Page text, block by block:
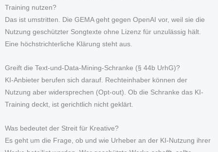
Training nutzen?
Das ist umstritten. Die GEMA geht gegen OpenAI vor, weil sie die
Nutzung geschützter Songtexte ohne Lizenz für unzulässig hält.
Eine höchstrichterliche Klärung steht aus.
Greift die Text-und-Data-Mining-Schranke (§ 44b UrhG)?
KI-Anbieter berufen sich darauf. Rechteinhaber können der
Nutzung aber widersprechen (Opt-out). Ob die Schranke das KI-
Training deckt, ist gerichtlich nicht geklärt.
Was bedeutet der Streit für Kreative?
Es geht um die Frage, ob und wie Urheber an der KI-Nutzung ihrer